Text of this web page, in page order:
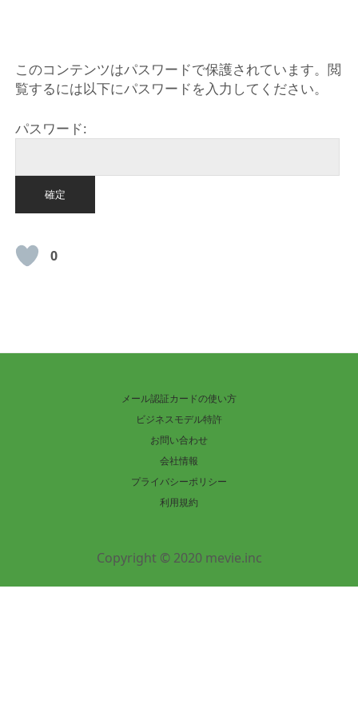
このコンテンツはパスワードで保護されています。閲
覧するには以下にパスワードを入力してください。
パスワード:
0
メール認証カードの使い方
ビジネスモデル特許
お問い合わせ
会社情報
プライバシーポリシー
利用規約
Copyright © 2020 mevie.inc